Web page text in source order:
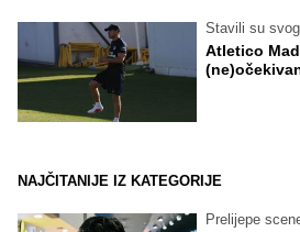
Stavili su
Atletico
NAJČITANIJE IZ KATEGORIJE
Prelijepe